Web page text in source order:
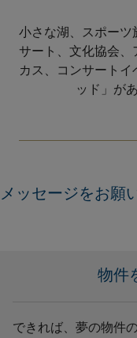
小さな湖、スポー
サート、文化協会
カス、コンサート
ッド」が
メッセージをお願
物件
できれば、夢の物件